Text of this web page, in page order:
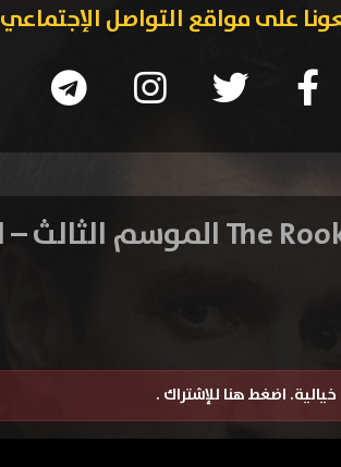
على مواقع التواصل الإجتماعي
اضغط هنا للإشتراك .